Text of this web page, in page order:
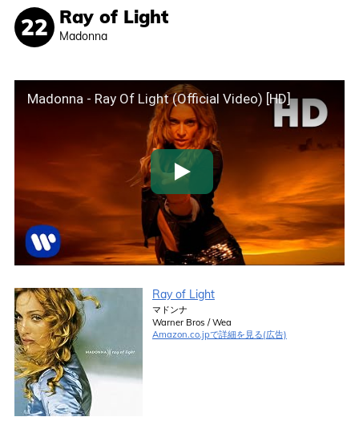
Ray of Light
Madonna
Madonna - Ray Of Light (Official Video) [HD]
Ray of Light
マドンナ
Warner Bros / Wea
Amazon.co.jpで詳細を見る(広告)